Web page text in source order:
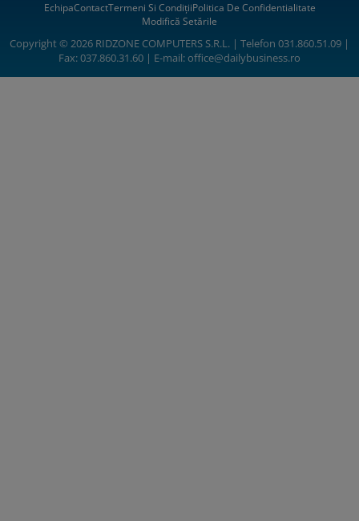
EchipaContactTermeni Si CondițiiPolitica De Confidentialitate
Modifică Setările
Copyright © 2026 RIDZONE COMPUTERS S.R.L. | Telefon 031.860.51.09 |
Fax: 037.860.31.60 | E-mail:office@dailybusiness.ro